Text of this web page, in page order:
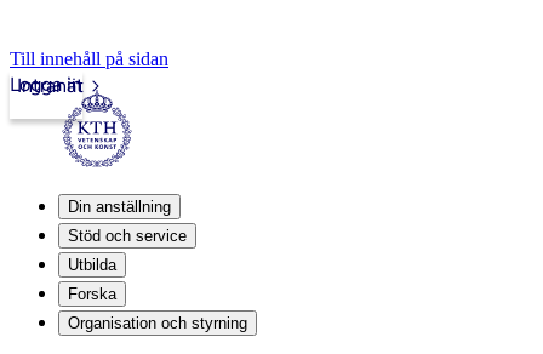
Till innehåll på sidan
Intranät
Logga in
Din anställning
Stöd och service
Utbilda
Forska
Organisation och styrning